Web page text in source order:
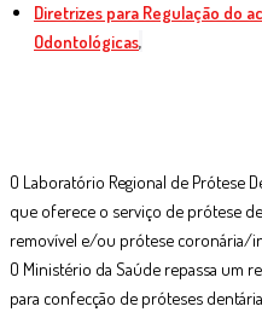
Diretrizes para Regulação do
Odontológicas,
O Laboratório Regional de Prótese
que oferece o serviço de prótese
removível e/ou prótese coronária/
O Ministério da Saúde repassa um
para confecção de próteses